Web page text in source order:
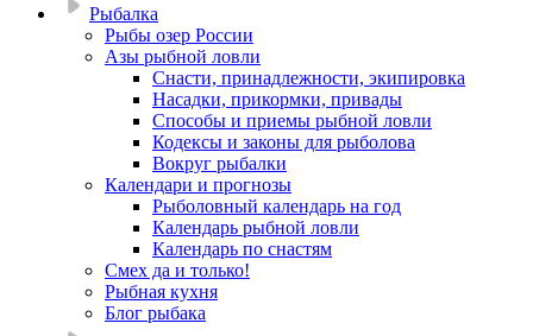
Рыбалка
Рыбы озер России
Азы рыбной ловли
Снасти, принадлежности, экипировка
Насадки, прикормки, привады
Способы и приемы рыбной ловли
Кодексы и законы для рыболова
Вокруг рыбалки
Календари и прогнозы
Рыболовный календарь на год
Календарь рыбной ловли
Календарь по снастям
Смех да и только!
Рыбная кухня
Блог рыбака